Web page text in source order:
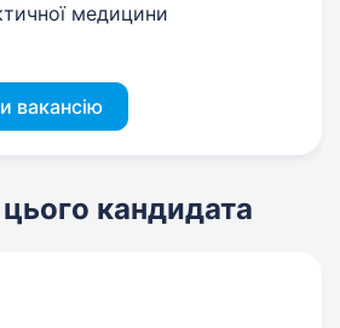
медицини
вакансію
кандидата